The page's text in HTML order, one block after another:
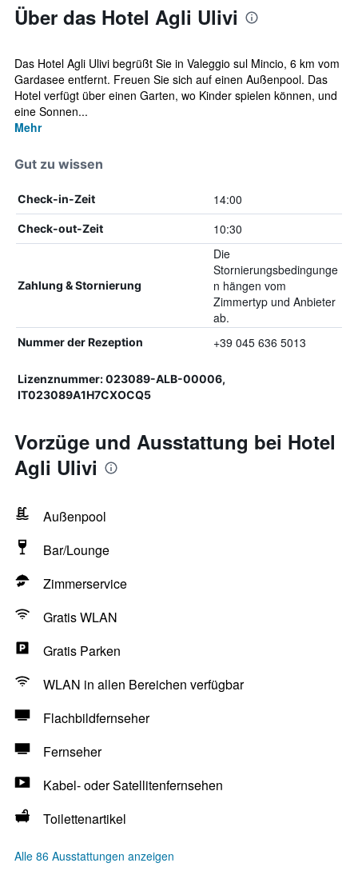
Über das Hotel Agli Ulivi
Das Hotel Agli Ulivi begrüßt Sie in Valeggio sul Mincio, 6 km vom
Gardasee entfernt. Freuen Sie sich auf einen Außenpool. Das
Hotel verfügt über einen Garten, wo Kinder spielen können, und
eine Sonnen...
Mehr
Gut zu wissen
Check-in-Zeit 14:00
Check-out-Zeit 10:30
Zahlung & Stornierung
Die
Stornierungsbedingunge
n hängen vom
Zimmertyp und Anbieter
ab.
Nummer der Rezeption +39 045 636 5013
Lizenznummer: 023089-ALB-00006,
IT023089A1H7CXOCQ5
Vorzüge und Ausstattung bei Hotel
Agli Ulivi
Außenpool
Bar/Lounge
Zimmerservice
Gratis WLAN
Gratis Parken
WLAN in allen Bereichen verfügbar
Flachbildfernseher
Fernseher
Kabel- oder Satellitenfernsehen
Toilettenartikel
Alle 86 Ausstattungen anzeigen